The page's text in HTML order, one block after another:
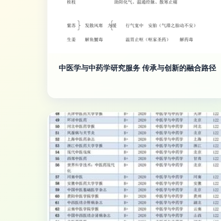
中医学与中药学研究服务 传承与创新的融合路径